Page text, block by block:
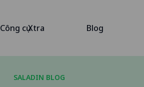
Công cụ Xtra Blog
SALADIN BLOG